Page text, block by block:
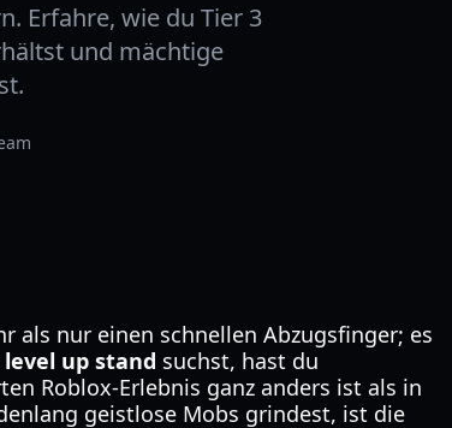
Erfahre, wie du Tier 3
und mächtige
als nur einen schnellen Abzugsfinger; es
up stand suchst, hast du
Roblox-Erlebnis ganz anders ist als in
geistlose Mobs grindest, ist die